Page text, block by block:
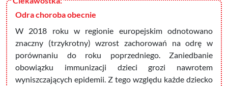
Odra choroba obecnie
W 2018 roku w regionie europejskim odnotowano
znaczny (trzykrotny) wzrost zachorowań na odrę w
porównaniu do roku poprzedniego. Zaniedbanie
obowiązku immunizacji dzieci grozi nawrotem
wyniszczających epidemii. Z tego względu każde dziecko